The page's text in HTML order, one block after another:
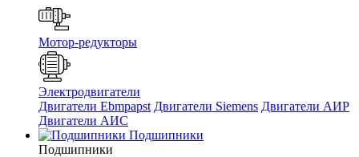
Мотор-редукторы
Электродвигатели
Двигатели Ebmpapst Двигатели Siemens Двигатели АИР
Двигатели АИС
Подшипники
Подшипники